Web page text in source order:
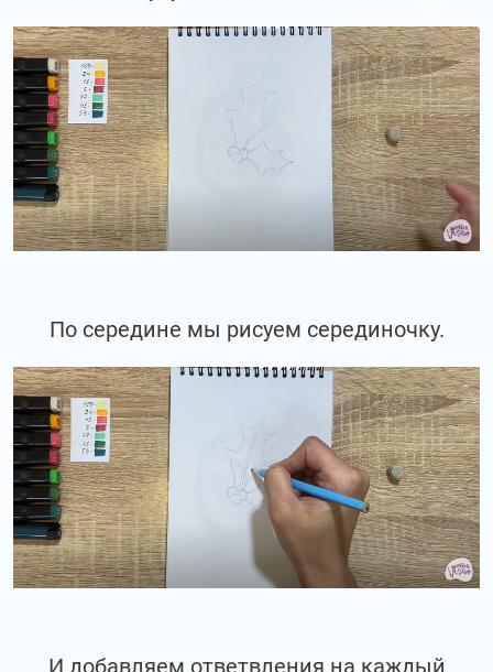
По середине мы рисуем серединочку.
И добавляем ответвления на каждый